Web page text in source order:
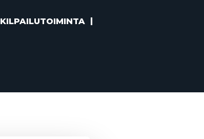
KILPAILUTOIMINTA